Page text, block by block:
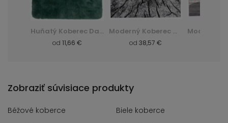
Huňatý Koberec Dark D. Silk - zelená, zielony
od 11,66 €
Moderný Koberec Q710A Luxury Pp Esm - biela, biały
od 38,57 €
Zobraziť súvisiace produkty
Béžové koberce
Biele koberce